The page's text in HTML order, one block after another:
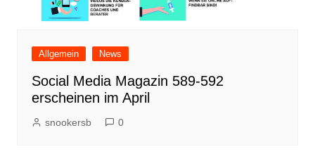
Allgemein News
Social Media Magazin 589-592
erscheinen im April
snookersb 0